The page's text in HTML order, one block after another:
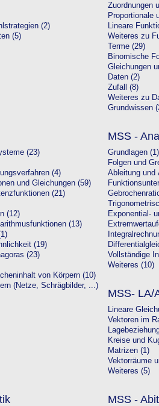
(2)
(5)
Zuordnungen
Proportionale
Lineare
Weiteres zu
Terme (29)
Binomische
Gleichungen
Daten (2)
Zufall (8)
Weiteres zu
Grundwissen
(23)
(4)
und Gleichungen (59)
(21)
(12)
(13)
(19)
(23)
von Körpern (10)
(Netze, Schrägbilder, ...)
MSS -
Grundlagen (1)
Folgen und
Ableitung und
Exponential-
Vollständige
Weiteres (10)
MSS- LA/
Lineare
Vektoren im
Kreise und
Matrizen (1)
Vektorräume
Weiteres (5)
MSS -